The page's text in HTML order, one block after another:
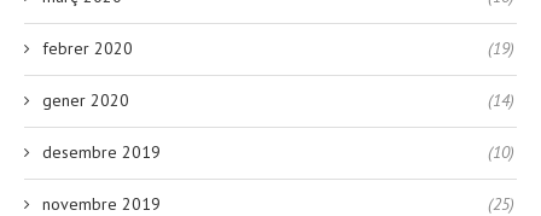
febrer 2020 (19)
gener 2020 (14)
desembre 2019 (10)
novembre 2019 (25)